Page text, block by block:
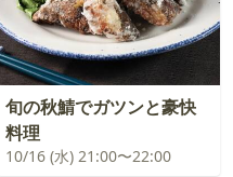
旬の秋鯖でガツンと豪快
料理
10/16 (水) 21:00〜22:00